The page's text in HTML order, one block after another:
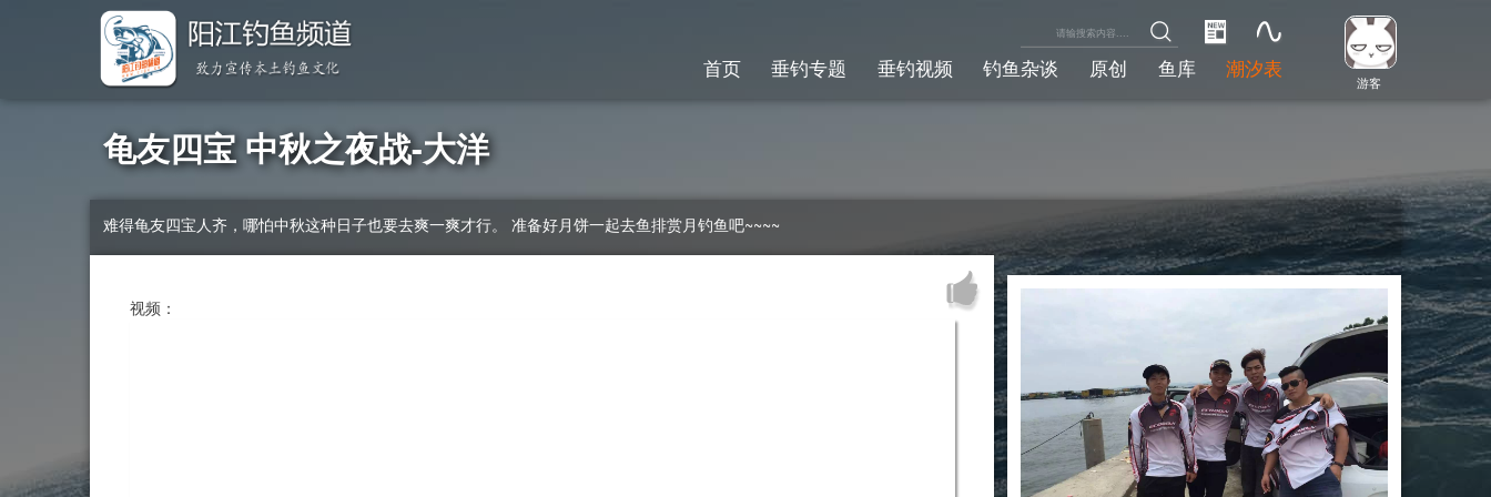
游客
首页 垂钓专题 垂钓视频 钓鱼杂谈 原创 鱼库 潮汐表
龟友四宝 中秋之夜战-大洋
难得龟友四宝人齐，哪怕中秋这种日子也要去爽一爽才行。 准备好月饼一起去鱼排赏月钓鱼吧~~~~
视频：